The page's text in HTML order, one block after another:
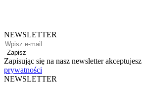
NEWSLETTER
Zapisz
Zapisując się na nasz newsletter akceptujesz
prywatności
NEWSLETTER